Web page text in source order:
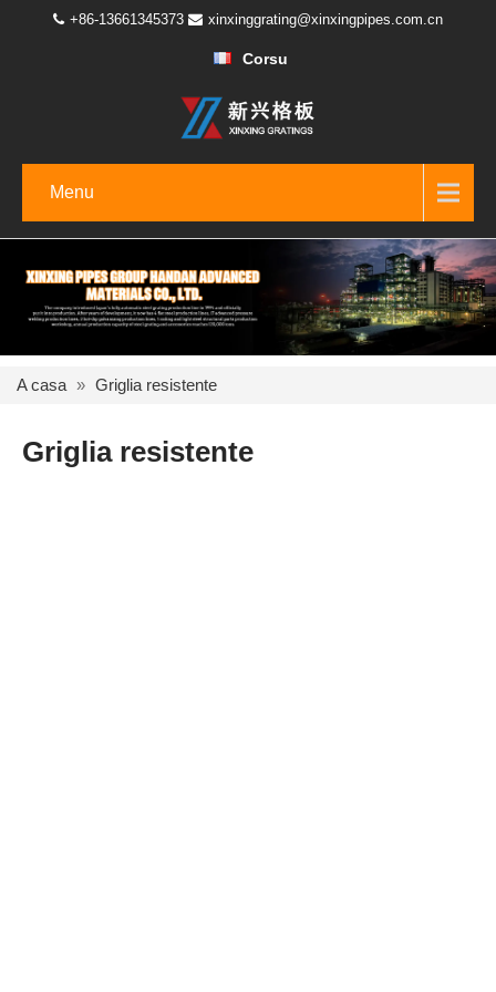
+86-13661345373 xinxinggrating@xinxingpipes.com.cn
Corsu
Menu
A casa » Griglia resistente
Griglia resistente